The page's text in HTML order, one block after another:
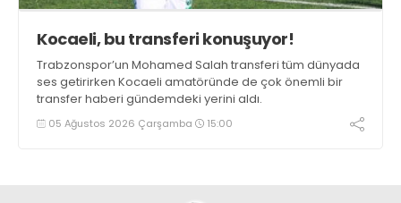
Kocaeli, bu transferi konuşuyor!
Trabzonspor’un Mohamed Salah transferi tüm dünyada
ses getirirken Kocaeli amatöründe de çok önemli bir
transfer haberi gündemdeki yerini aldı.
05 Ağustos 2026 Çarşamba 15:00